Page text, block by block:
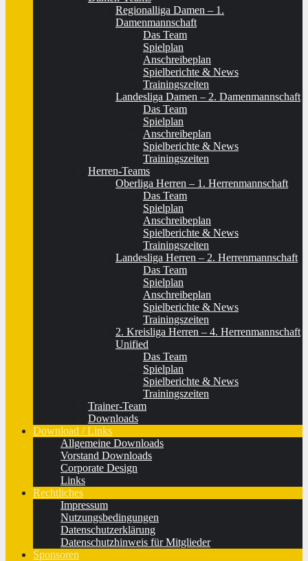
Regionalliga Damen – 1.
Damenmannschaft
Das Team
Spielplan
Anschreibeplan
Spielberichte & News
Trainingszeiten
Landesliga Damen – 2. Damenmannschaft
Das Team
Spielplan
Anschreibeplan
Spielberichte & News
Trainingszeiten
Herren-Teams
Oberliga Herren – 1. Herrenmannschaft
Das Team
Spielplan
Anschreibeplan
Spielberichte & News
Trainingszeiten
Landesliga Herren – 2. Herrenmannschaft
Das Team
Spielplan
Anschreibeplan
Spielberichte & News
Trainingszeiten
2. Kreisliga Herren – 4. Herrenmannschaft
Unified
Das Team
Spielplan
Spielberichte & News
Trainingszeiten
Trainer-Team
Downloads
Download / Links
Allgemeine Downloads
Vorstand Downloads
Corporate Design
Links
Rechtliches
Impressum
Nutzungsbedingungen
Datenschutzerklärung
Datenschutzhinweis für Mitglieder
Sponsoren